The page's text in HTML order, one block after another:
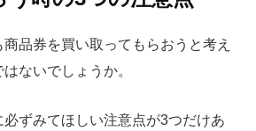
品券を買い取ってもらおうと考え
ないでしょうか。
ずみてほしい注意点が3つだけあ